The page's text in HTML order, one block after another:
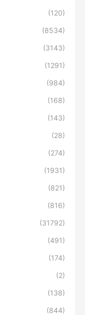
(120)
(8534)
(3143)
(1291)
(984)
(168)
(143)
(28)
(274)
(1931)
(821)
(816)
(31792)
(491)
(174)
(2)
(138)
(844)